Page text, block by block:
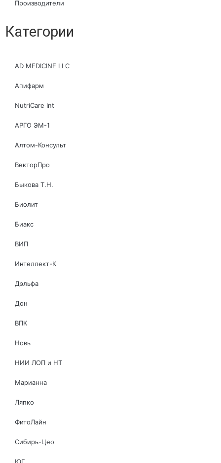
Производители
Категории
AD MEDICINE LLC
Апифарм
NutriCare Int
АРГО ЭМ-1
Алтом-Консульт
ВекторПро
Быкова Т.Н.
Биолит
Биакс
ВИП
Интеллект-К
Дэльфа
Дон
ВПК
Новь
НИИ ЛОП и НТ
Марианна
Ляпко
ФитоЛайн
Сибирь-Цео